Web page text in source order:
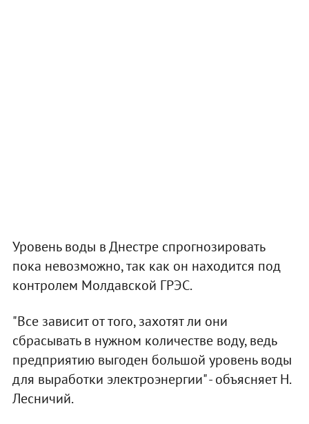
Уровень воды в Днестре спрогнозировать
пока невозможно, так как он находится под
контролем Молдавской ГРЭС.
"Все зависит от того, захотят ли они
сбрасывать в нужном количестве воду, ведь
предприятию выгоден большой уровень воды
для выработки электроэнергии" - объясняет Н.
Лесничий.